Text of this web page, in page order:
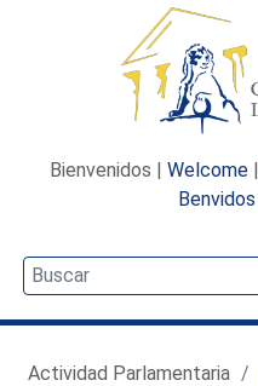
Bienvenidos | Welcome |
Benvidos
Actividad Parlamentaria